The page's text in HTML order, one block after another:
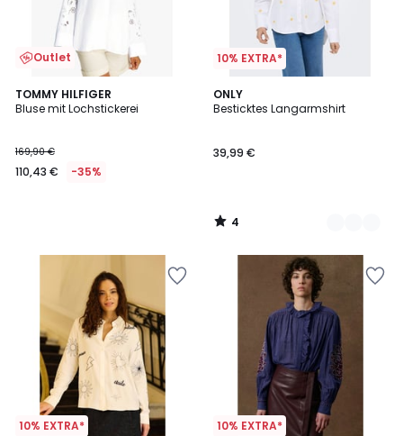
Outlet
TOMMY HILFIGER
Bluse mit Lochstickerei
169,90 €
110,43 € -35%
10% EXTRA*
ONLY
Besticktes Langarmshirt
39,99 €
4
/
2
Farben
4
/
10% EXTRA* 10% EXTRA*